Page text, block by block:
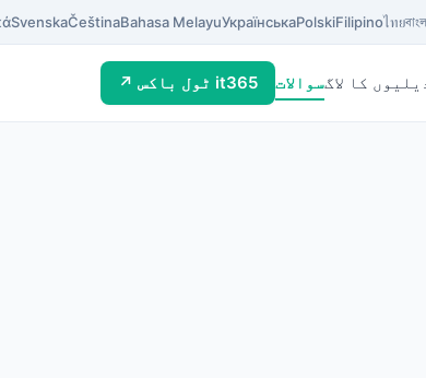
ไทย
Filipino
Polski
Українська
Bahasa Melayu
Čeština
Svenska
کا لاگسوالات it365 ٹول باکس ↗